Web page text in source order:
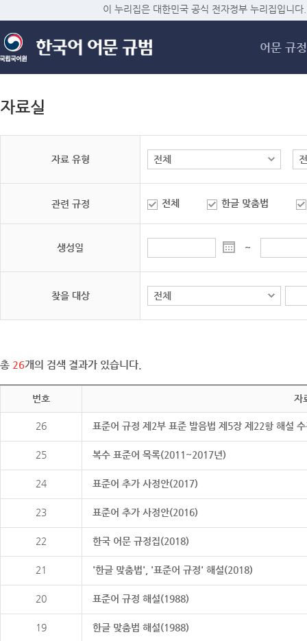
메
이 누리집은 대한민국 공식 전자정부 누리집입니다.
어문 규정
자료실
자료 유형
관련 규정 전체 한글 맞춤법
생성일 ~
찾을 대상
총 26개의 검색 결과가 있습니다.
번호 자
26 표준어 규정 제2부 표준 발음법 제5장 제22항 해설
25 복수 표준어 목록(2011~2017년)
24 표준어 추가 사정안(2017)
23 표준어 추가 사정안(2016)
22 한국 어문 규정집(2018)
21 '한글 맞춤법', '표준어 규정' 해설(2018)
20 표준어 규정 해설(1988)
19 한글 맞춤법 해설(1988)